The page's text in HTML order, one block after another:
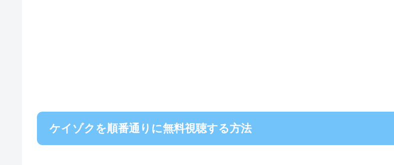
ケイゾクを順番通りに無料視聴する方法